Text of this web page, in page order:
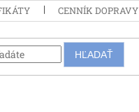
CENNÍK DOPRAVY
HĽADAŤ